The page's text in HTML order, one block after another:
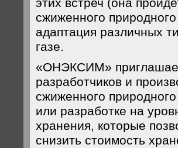
этих встреч (она
сжиженного
адаптация различных
газе.
«ОНЭКСИМ»
разработчиков и
сжиженного
или разработке на
хранения, которые
снизить стоимость